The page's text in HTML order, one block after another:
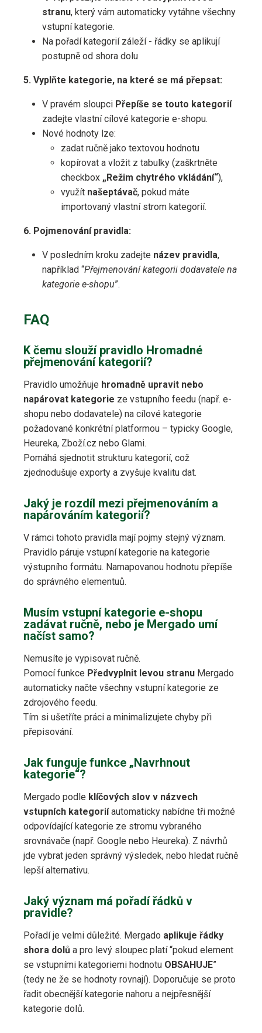
stranu, který vám automaticky vytáhne všechny
vstupní kategorie.
Na pořadí kategorií záleží - řádky se aplikují
postupně od shora dolu
5. Vyplňte kategorie, na které se má přepsat:
V pravém sloupci Přepíše se touto kategorií
zadejte vlastní cílové kategorie e-shopu.
Nové hodnoty lze:
zadat ručně jako textovou hodnotu
kopírovat a vložit z tabulky (zaškrtněte
checkbox „Režim chytrého vkládání“),
využít našeptávač, pokud máte
importovaný vlastní strom kategorií.
6. Pojmenování pravidla:
V posledním kroku zadejte název pravidla,
například “Přejmenování kategorii dodavatele na
kategorie e-shopu”.
FAQ
K čemu slouží pravidlo Hromadné
přejmenování kategorií?
Pravidlo umožňuje hromadně upravit nebo
napárovat kategorie ze vstupního feedu (např. e-
shopu nebo dodavatele) na cílové kategorie
požadované konkrétní platformou – typicky Google,
Heureka, Zboží.cz nebo Glami.
Pomáhá sjednotit strukturu kategorií, což
zjednodušuje exporty a zvyšuje kvalitu dat.
Jaký je rozdíl mezi přejmenováním a
napárováním kategorií?
V rámci tohoto pravidla mají pojmy stejný význam.
Pravidlo páruje vstupní kategorie na kategorie
výstupního formátu. Namapovanou hodnotu přepíše
do správného elementuů.
Musím vstupní kategorie e-shopu
zadávat ručně, nebo je Mergado umí
načíst samo?
Nemusíte je vypisovat ručně.
Pomocí funkce Předvyplnit levou stranu Mergado
automaticky načte všechny vstupní kategorie ze
zdrojového feedu.
Tím si ušetříte práci a minimalizujete chyby při
přepisování.
Jak funguje funkce „Navrhnout
kategorie“?
Mergado podle klíčových slov v názvech
vstupních kategoriíautomaticky nabídne tři možné
odpovídající kategorie ze stromu vybraného
srovnávače (např. Google nebo Heureka). Z návrhů
jde vybrat jeden správný výsledek, nebo hledat ručně
lepší alternativu.
Jaký význam má pořadí řádků v
pravidle?
Pořadí je velmi důležité. Mergado aplikuje řádky
shora dolů a pro levý sloupec platí “pokud element
se vstupními kategoriemi hodnotu OBSAHUJE”
(tedy ne že se hodnoty rovnají). Doporučuje se proto
řadit obecnější kategorie nahoru a nejpřesnější
kategorie dolů.